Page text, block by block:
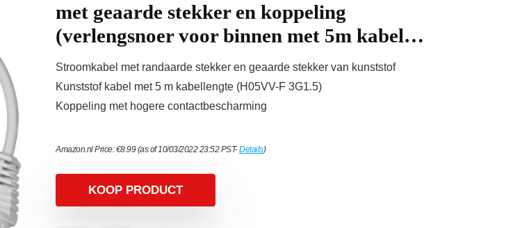
met geaarde stekker en koppeling
(verlengsnoer voor binnen met 5m kabel…
Stroomkabel met randaarde stekker en geaarde stekker van kunststof
Kunststof kabel met 5 m kabellengte (H05VV-F 3G1.5)
Koppeling met hogere contactbescharming
Amazon.nl Price:€8.99(as of 10/03/2022 23:52 PST-Details)
KOOP PRODUCT